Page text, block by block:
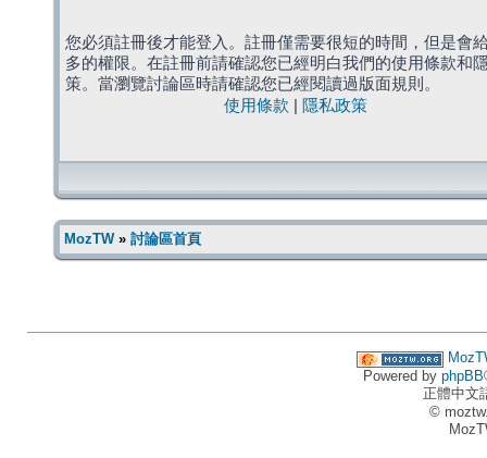
您必須註冊後才能登入。註冊僅需要很短的時間，但是會
多的權限。在註冊前請確認您已經明白我們的使用條款和
策。當瀏覽討論區時請確認您已經閱讀過版面規則。
使用條款
隱私政策
MozTW» 討論區首頁
Powered by phpBB
正體中文
©